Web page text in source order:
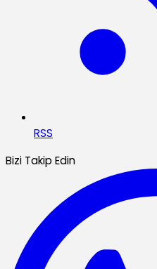
RSS
Bizi Takip Edin